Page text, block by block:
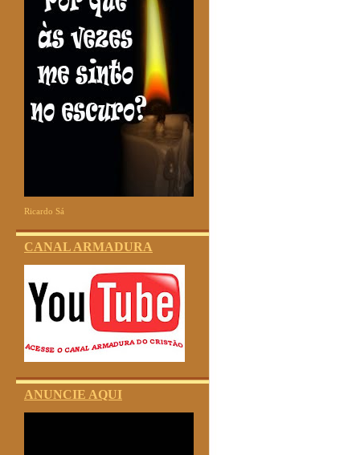
Ricardo Sá
CANAL ARMADURA
ANUNCIE AQUI